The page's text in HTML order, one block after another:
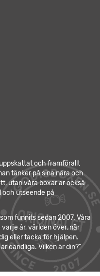
och framförallt
tänker på sina nära och
utan våra boxar är också
och utseende på
funnits sedan 2007. Våra
år, världen över, när
eller tacka för hjälpen.
oändliga. Vilken är din?”